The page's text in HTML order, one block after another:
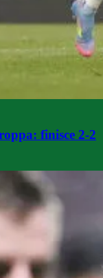
finisce 2-2